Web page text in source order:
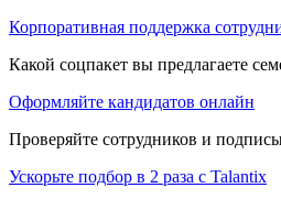
Корпоративная поддержка
Какой соцпакет вы предлагаете
Оформляйте кандидатов онлайн
Проверяйте сотрудников и
Ускорьте подбор в 2 раза с Talantix